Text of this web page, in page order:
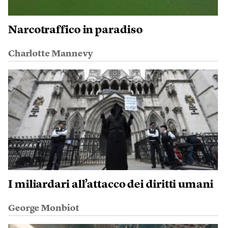
Narcotraffico in paradiso
Charlotte Mannevy
I miliardari all’attacco dei diritti umani
George Monbiot